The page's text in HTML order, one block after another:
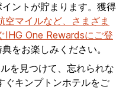
ントが貯まります。獲得
空マイルなど、さまざま
IHG One Rewardsにご登
をお楽しみください。
を見つけて、忘れられな
ぐキンプトンホテルをご